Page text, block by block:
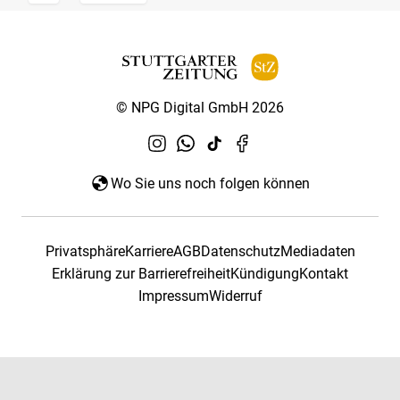
© NPG Digital GmbH 2026
Wo Sie uns noch folgen können
PrivatsphäreKarriereAGBDatenschutzMediadaten
Erklärung zur BarrierefreiheitKündigungKontakt
ImpressumWiderruf